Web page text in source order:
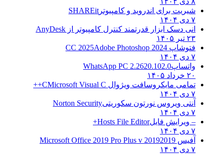
شیریت برای اندروید و کامپیوتر SHAREit
۷ دی ۱۴۰۴
انی دسک ابزار قدرتمند کنترل کامپیوتر از AnyDesk
۲۳ تیر ۱۴۰۵
فتوشاپ CC 2025 Adobe Photoshop 2024
۷ دی ۱۴۰۴
واتساپWhatsApp PC 2.2620.102.0
۲۰ خرداد ۱۴۰۵
تمامی مایکروسافت ویژوال C Microsoft Visual C++
۷ دی ۱۴۰۴
آنتی ویروس نورتون سکوریتیNorton Security
۷ دی ۱۴۰۴
– ویرایش فایلHosts File Editor+
۷ دی ۱۴۰۴
آفیس 2019 2019 Microsoft Office 2019 Pro Plus v
۷ دی ۱۴۰۴